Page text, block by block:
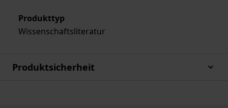
Produkttyp
Wissenschaftsliteratur
Produktsicherheit